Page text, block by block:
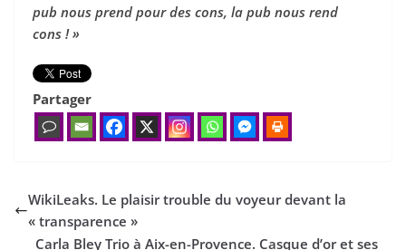
pub nous prend pour des cons, la pub nous rend
cons ! »
Partager
WikiLeaks. Le plaisir trouble du voyeur devant la
« transparence »
Carla Bley Trio à Aix-en-Provence. Casque d’or et ses